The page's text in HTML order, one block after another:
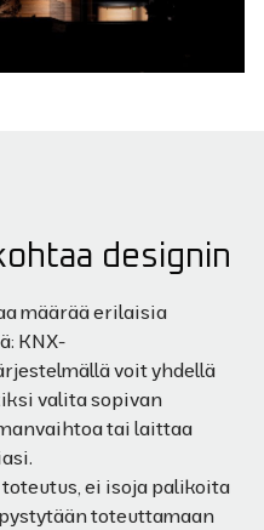
designin
määrää erilaisia
KNX-
voit yhdellä
valita sopivan
tai laittaa
ei isoja palikoita
toteuttamaan